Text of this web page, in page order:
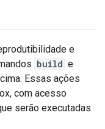
e
build e
Essas ações
com acesso
serão executadas